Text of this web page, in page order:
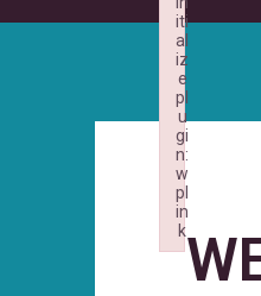
iti
al
iz
e
pl
u
gi
n:
w
pl
in
k
Failed to